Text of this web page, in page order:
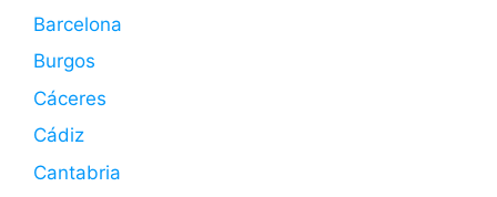
Barcelona
Burgos
Cáceres
Cádiz
Cantabria